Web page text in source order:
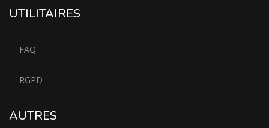
UTILITAIRES
FAQ
RGPD
AUTRES